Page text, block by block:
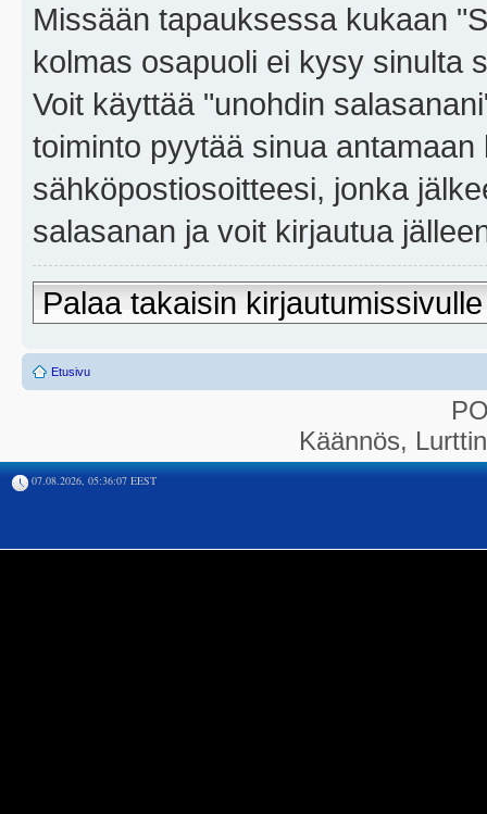
Missään tapauksessa kukaan
kolmas osapuoli ei kysy sinulta
Voit käyttää "unohdin
toiminto pyytää sinua
sähköpostiosoitteesi, jonka
salasanan ja voit kirjautua
Palaa takaisin kirjautumissivulle
Etusivu
Käännös,
07.08.2026, 05:36:07 EEST